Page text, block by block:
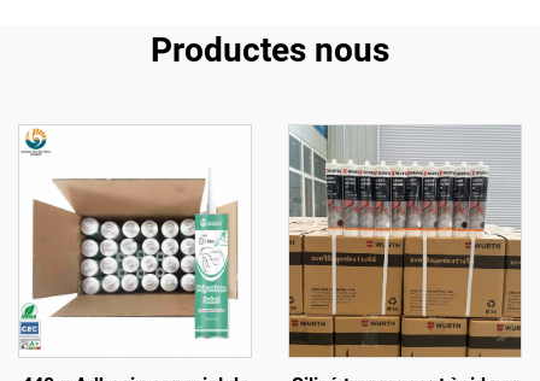
Productes nous